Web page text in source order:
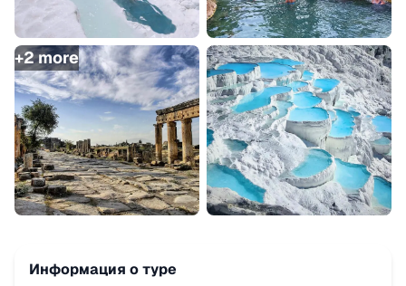
+2more
Информация о туре